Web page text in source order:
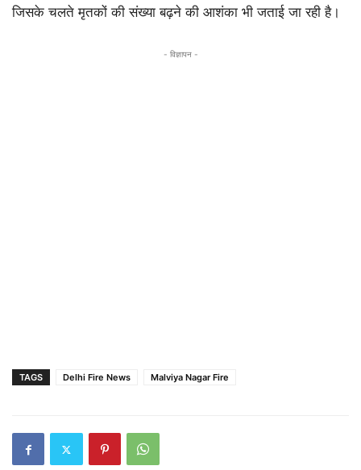
जिसके चलते मृतकों की संख्या बढ़ने की आशंका भी जताई जा रही है।
- विज्ञापन -
TAGS Delhi Fire News Malviya Nagar Fire